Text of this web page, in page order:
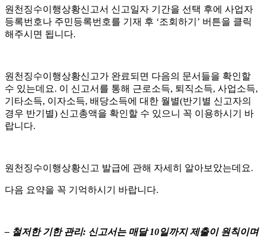
원천징수이행상황신고서 신고일자 기간을 선택 후에 사업자
등록번호나 주민등록번호를 기재 후 ‘조회하기’ 버튼을 클릭
해주시면 됩니다.
원천징수이행상황신고가 완료되면 다음의 문서들을 확인할
수 있는데요. 이 신고서를 통해 근로소득, 퇴직소득, 사업소득,
기타소득, 이자소득, 배당소득에 대한 월별(반기별 신고자의
경우 반기별) 신고총액을 확인할 수 있으니 꼭 이용하시기 바
랍니다.
원천징수이행상황신고 발급에 관해 자세히 알아보았는데요.
다음 요약을 꼭 기억하시기 바랍니다.
– 철저한 기한 관리: 신고서는 매달 10일까지 제출이 원칙이며